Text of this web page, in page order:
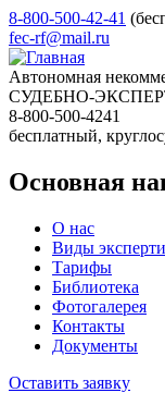
8-800-500-42-41
fec-rf@mail.ru
Автономная
СУДЕБНО-
8-800-500-4241
бесплатный,
Основная
О нас
Виды
Тарифы
Библиотека
Фотогалерея
Контакты
Документы
Оставить заявку